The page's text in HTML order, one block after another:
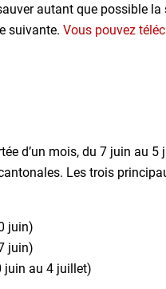
autant que possible
suivante. Vous pouvez
d’un mois, du 7 juin au 5
Les trois
juin)
juin)
juin au 4 juillet)